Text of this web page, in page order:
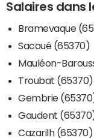
Salaires dans
Bramevaque
Sacoué (65370)
Mauléon-
Troubat (65370)
Gembrie
Gaudent
Cazarilh (65370)